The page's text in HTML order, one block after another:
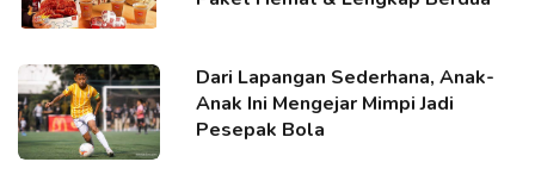
Dari Lapangan Sederhana, Anak-
Anak Ini Mengejar Mimpi Jadi
Pesepak Bola